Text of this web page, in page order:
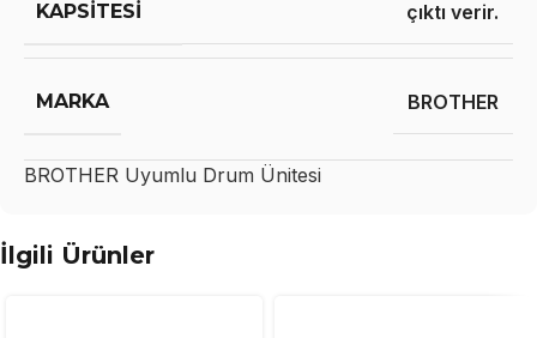
KAPSITESI çıktı verir.
MARKA BROTHER
BROTHER Uyumlu Drum Ünitesi
İlgili Ürünler